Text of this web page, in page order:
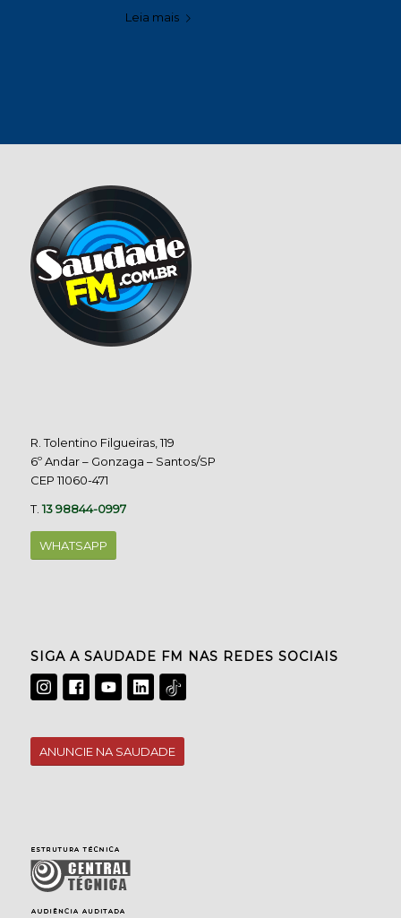
Leia mais
R. Tolentino Filgueiras, 119
6º Andar – Gonzaga – Santos/SP
CEP 11060-471
T.13 98844-0997
WHATSAPP
SIGA A SAUDADE FM NAS REDES SOCIAIS
ANUNCIE NA SAUDADE